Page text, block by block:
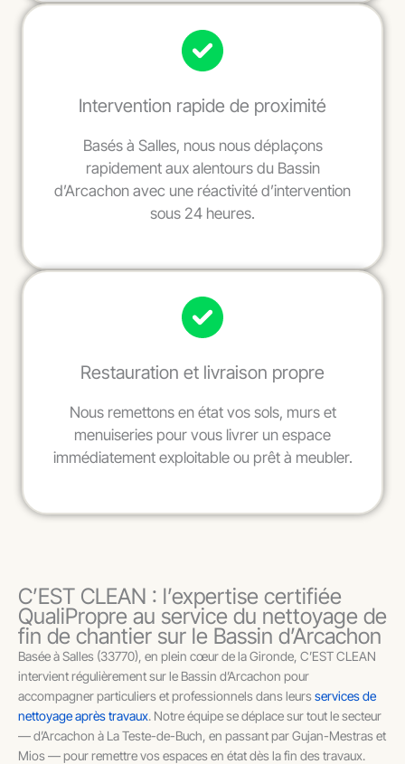
Intervention rapide de proximité
Basés à Salles, nous nous déplaçons
rapidement aux alentours du Bassin
d’Arcachon avec une réactivité d’intervention
sous 24 heures.
Restauration et livraison propre
Nous remettons en état vos sols, murs et
menuiseries pour vous livrer un espace
immédiatement exploitable ou prêt à meubler.
C’EST CLEAN : l’expertise certifiée
QualiPropre au service du nettoyage de
fin de chantier sur le Bassin d’Arcachon
Basée à Salles (33770), en plein cœur de la Gironde, C’EST CLEAN
intervient régulièrement sur le Bassin d’Arcachon pour
accompagner particuliers et professionnels dans leursservices de
nettoyage après travaux. Notre équipe se déplace sur tout le secteur
— d’Arcachon à La Teste-de-Buch, en passant par Gujan-Mestras et
Mios — pour remettre vos espaces en état dès la fin des travaux.